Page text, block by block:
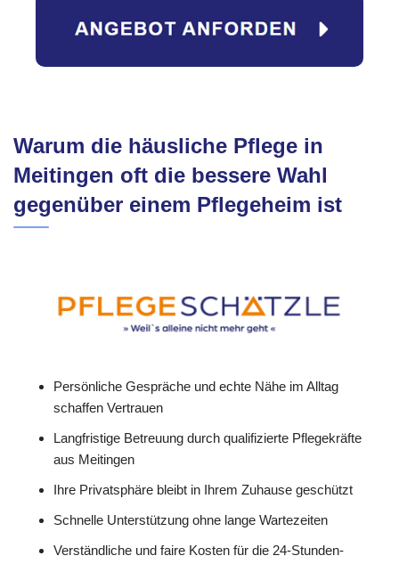
Warum die häusliche Pflege in
Meitingen oft die bessere Wahl
gegenüber einem Pflegeheim ist
Persönliche Gespräche und echte Nähe im Alltag
schaffen Vertrauen
Langfristige Betreuung durch qualifizierte Pflegekräfte
aus Meitingen
Ihre Privatsphäre bleibt in Ihrem Zuhause geschützt
Schnelle Unterstützung ohne lange Wartezeiten
Verständliche und faire Kosten für die 24-Stunden-